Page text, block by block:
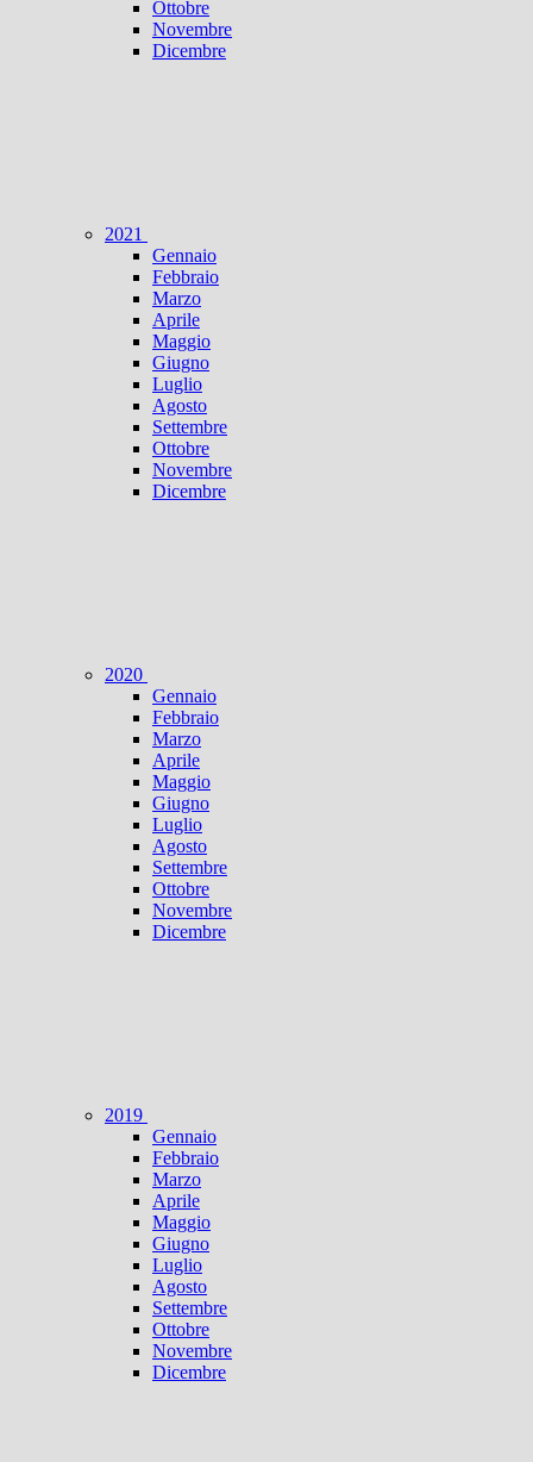
Ottobre
Novembre
Dicembre
2021
Gennaio
Febbraio
Marzo
Aprile
Maggio
Giugno
Luglio
Agosto
Settembre
Ottobre
Novembre
Dicembre
2020
Gennaio
Febbraio
Marzo
Aprile
Maggio
Giugno
Luglio
Agosto
Settembre
Ottobre
Novembre
Dicembre
2019
Gennaio
Febbraio
Marzo
Aprile
Maggio
Giugno
Luglio
Agosto
Settembre
Ottobre
Novembre
Dicembre